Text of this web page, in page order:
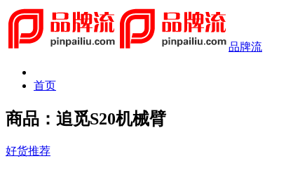
品牌流
首页
商品：追觅S20机械臂
好货推荐